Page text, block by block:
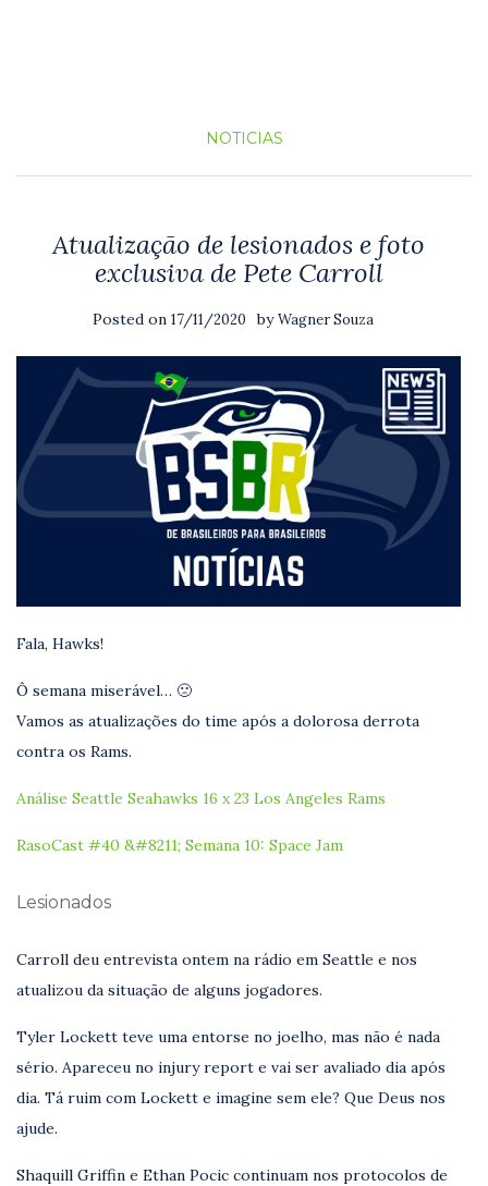
NOTICIAS
Atualização de lesionados e foto
exclusiva de Pete Carroll
Posted on 17/11/2020 byWagner Souza
Fala, Hawks!
Ô semana miserável… 🙁
Vamos as atualizações do time após a dolorosa derrota
contra os Rams.
Análise Seattle Seahawks 16 x 23 Los Angeles Rams
RasoCast #40 &#8211; Semana 10: Space Jam
Lesionados
Carroll deu entrevista ontem na rádio em Seattle e nos
atualizou da situação de alguns jogadores.
Tyler Lockett teve uma entorse no joelho, mas não é nada
sério. Apareceu no injury report e vai ser avaliado dia após
dia. Tá ruim com Lockett e imagine sem ele? Que Deus nos
ajude.
Shaquill Griffin e Ethan Pocic continuam nos protocolos de